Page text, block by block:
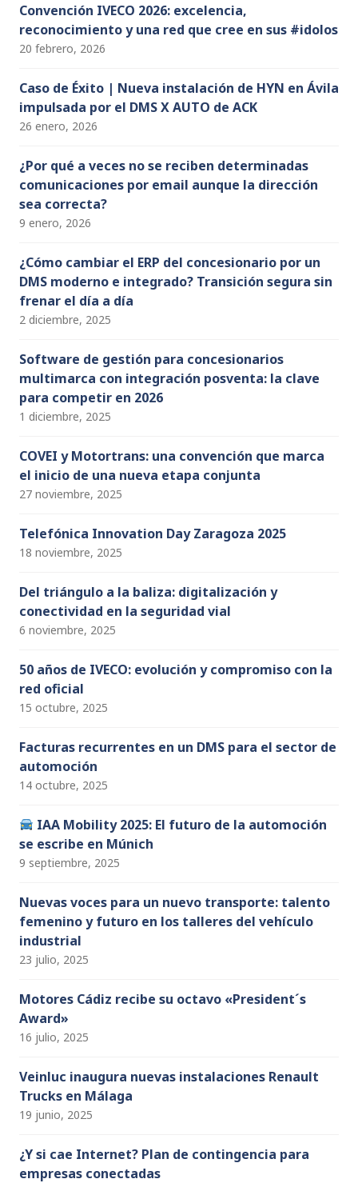
Convención IVECO 2026: excelencia,
reconocimiento y una red que cree en sus #idolos
20 febrero, 2026
Caso de Éxito | Nueva instalación de HYN en Ávila
impulsada por el DMS X AUTO de ACK
26 enero, 2026
¿Por qué a veces no se reciben determinadas
comunicaciones por email aunque la dirección
sea correcta?
9 enero, 2026
¿Cómo cambiar el ERP del concesionario por un
DMS moderno e integrado? Transición segura sin
frenar el día a día
2 diciembre, 2025
Software de gestión para concesionarios
multimarca con integración posventa: la clave
para competir en 2026
1 diciembre, 2025
COVEI y Motortrans: una convención que marca
el inicio de una nueva etapa conjunta
27 noviembre, 2025
Telefónica Innovation Day Zaragoza 2025
18 noviembre, 2025
Del triángulo a la baliza: digitalización y
conectividad en la seguridad vial
6 noviembre, 2025
50 años de IVECO: evolución y compromiso con la
red oficial
15 octubre, 2025
Facturas recurrentes en un DMS para el sector de
automoción
14 octubre, 2025
IAA Mobility 2025: El futuro de la automoción
se escribe en Múnich
9 septiembre, 2025
Nuevas voces para un nuevo transporte: talento
femenino y futuro en los talleres del vehículo
industrial
23 julio, 2025
Motores Cádiz recibe su octavo «President´s
Award»
16 julio, 2025
Veinluc inaugura nuevas instalaciones Renault
Trucks en Málaga
19 junio, 2025
¿Y si cae Internet? Plan de contingencia para
empresas conectadas